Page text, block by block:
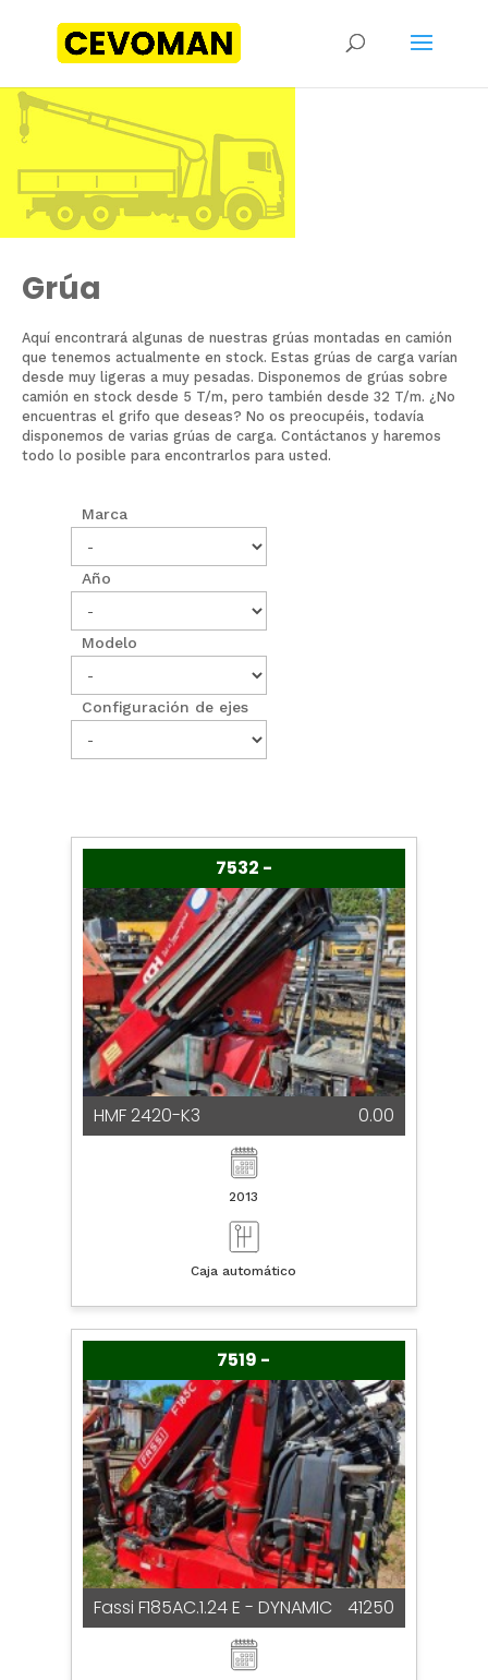
Grúa
Aquí encontrará algunas de nuestras grúas montadas en camión
que tenemos actualmente en stock. Estas grúas de carga varían
desde muy ligeras a muy pesadas. Disponemos de grúas sobre
camión en stock desde 5 T/m, pero también desde 32 T/m. ¿No
encuentras el grifo que deseas? No os preocupéis, todavía
disponemos de varias grúas de carga. Contáctanos y haremos
todo lo posible para encontrarlos para usted.
Marca
Año
Modelo
Configuración de ejes
7532 -
HMF 2420-K3 0.00
2013
Caja automático
7519 -
Fassi F185AC.1.24 E - DYNAMIC 41250